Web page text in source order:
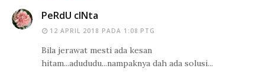
PeRdU cINta
12 APRIL 2018 PADA 1:08 PTG
Bila jerawat mesti ada kesan
hitam...adududu...nampaknya dah ada solusi...